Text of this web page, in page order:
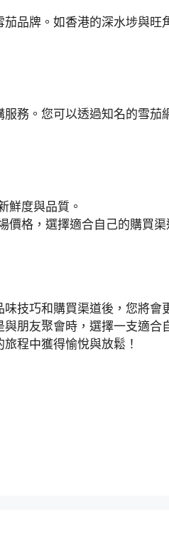
品牌。如香港的深水埗與旺
務。您可以透過知名的雪茄
鮮度與品質。
價格，選擇適合自己的購買渠
技巧和購買渠道後，您將會
朋友聚會時，選擇一支適合
程中獲得愉悅與放鬆！